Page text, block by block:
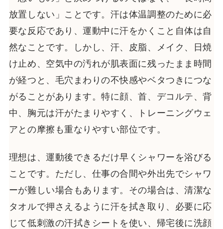
放置しない」ことです。汗は体温調整のために必
要な反応であり、運動中に汗をかくこと自体は自
然なことです。しかし、汗、皮脂、メイク、日焼
け止め、空気中の汚れが肌表面に残ったまま時間
が経つと、毛穴まわりの不快感やベタつきにつな
がることがあります。特に顔、首、デコルテ、背
中、胸元は汗がたまりやすく、トレーニングウェ
アとの摩擦も重なりやすい部位です。
理想は、運動後できるだけ早くシャワーを浴びる
ことです。ただし、仕事の合間や外出先でシャワ
ーが難しい場合もあります。その場合は、清潔な
タオルで押さえるように汗を拭き取り、必要に応
じて低刺激の汗拭きシートを使い、帰宅後に洗顔